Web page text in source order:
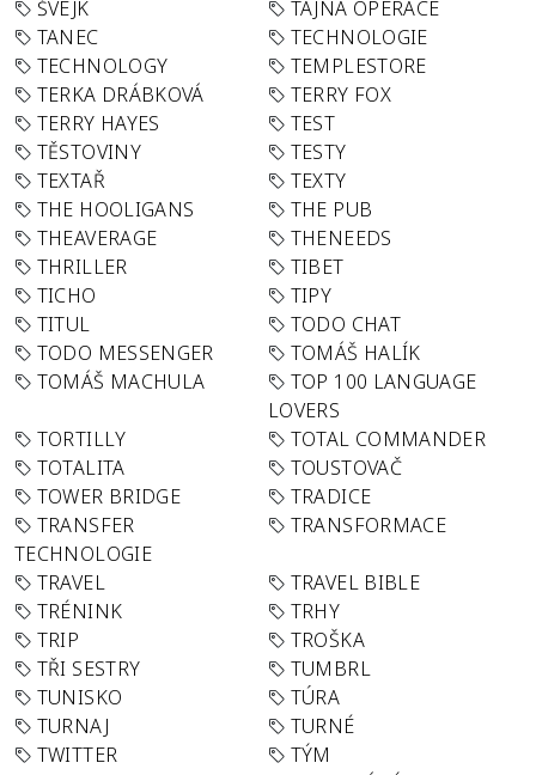
ŠVEJK
TAJNÁ OPERACE
TANEC
TECHNOLOGIE
TECHNOLOGY
TEMPLESTORE
TERKA DRÁBKOVÁ
TERRY FOX
TERRY HAYES
TEST
TĚSTOVINY
TESTY
TEXTAŘ
TEXTY
THE HOOLIGANS
THE PUB
THEAVERAGE
THENEEDS
THRILLER
TIBET
TICHO
TIPY
TITUL
TODO CHAT
TODO MESSENGER
TOMÁŠ HALÍK
TOMÁŠ MACHULA
TOP 100 LANGUAGE
LOVERS
TORTILLY
TOTAL COMMANDER
TOTALITA
TOUSTOVAČ
TOWER BRIDGE
TRADICE
TRANSFER
TECHNOLOGIE
TRANSFORMACE
TRAVEL
TRAVEL BIBLE
TRÉNINK
TRHY
TRIP
TROŠKA
TŘI SESTRY
TUMBRL
TUNISKO
TÚRA
TURNAJ
TURNÉ
TWITTER
TÝM